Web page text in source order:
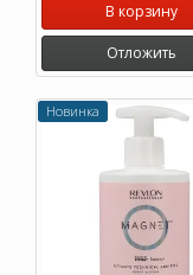
В корзину
Отложить
Новинка